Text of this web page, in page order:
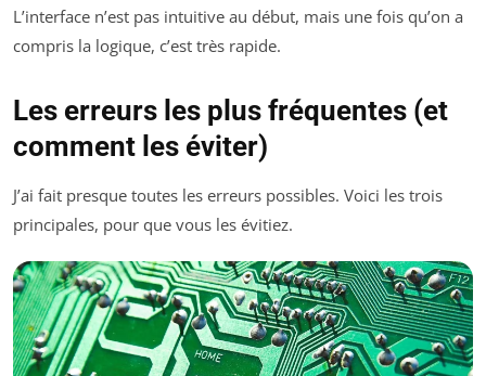
L’interface n’est pas intuitive au début, mais une fois qu’on a
compris la logique, c’est très rapide.
Les erreurs les plus fréquentes (et
comment les éviter)
J’ai fait presque toutes les erreurs possibles. Voici les trois
principales, pour que vous les évitiez.